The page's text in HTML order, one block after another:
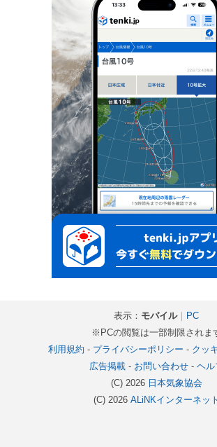
表示： モバイル｜
PC
※PCの閲覧は一部制限されま
利用規約 - プライバシーポリシー - クッ
広告掲載- お問い合わせ- ヘル
(C) 2026 日本気象協会
(C) 2026 ALiNKインターネット